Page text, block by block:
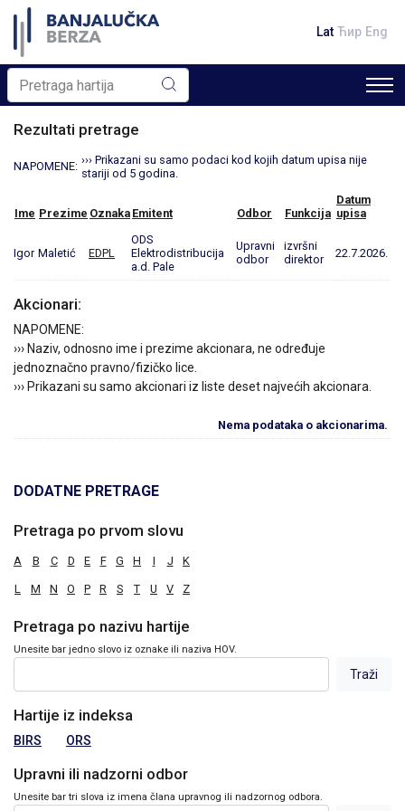
Lat Ћир Eng
Rezultati pretrage
NAPOMENE: ››› Prikazani su samo podaci kod kojih datum upisa nije
stariji od 5 godina.
Ime Prezime Oznaka Emitent Odbor Funkcija
Datum
upisa
Igor Maletić EDPL
ODS
Elektrodistribucija
a.d. Pale
Upravni
odbor
izvršni
direktor
22.7.2026.
Akcionari:
NAPOMENE:
››› Naziv, odnosno ime i prezime akcionara, ne određuje
jednoznačno pravno/fizičko lice.
››› Prikazani su samo akcionari iz liste deset najvećih akcionara.
Nema podataka o akcionarima.
DODATNE PRETRAGE
Pretraga po prvom slovu
A B C D E F G H I J K
L M N O P R S T U V Z
Pretraga po nazivu hartije
Unesite bar jedno slovo iz oznake ili naziva HOV.
Hartije iz indeksa
BIRS ORS
Upravni ili nadzorni odbor
Unesite bar tri slova iz imena člana upravnog ili nadzornog odbora.